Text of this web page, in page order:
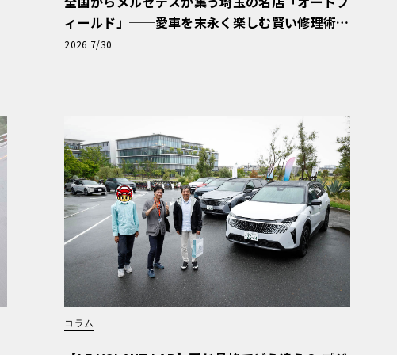
ィールド」──愛車を末永く楽しむ賢い修理術
と、プロがフックス製オイルを選ぶ理由〈PR〉
2026 7/30
コラム